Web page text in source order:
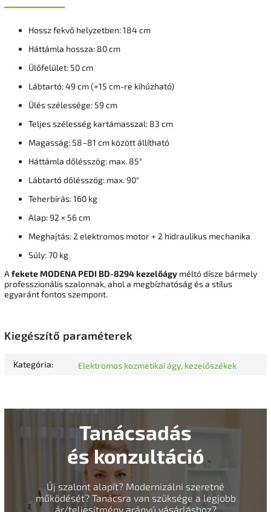
Hossz fekvő helyzetben: 184 cm
Háttámla hossza: 80 cm
Ülőfelület: 50 cm
Lábtartó: 49 cm (+15 cm-re kihúzható)
Ülés szélessége: 59 cm
Teljes szélesség kartámasszal: 83 cm
Magasság: 58–81 cm között állítható
Háttámla dőlésszög: max. 85°
Lábtartó dőlésszög: max. 90°
Teherbírás: 160 kg
Alap: 92 × 56 cm
Meghajtás: 2 elektromos motor + 2 hidraulikus mechanika
Súly: 70 kg
A fekete MODENA PEDI BD-8294 kezelőágy méltó dísze bármely
professzionális szalonnak, ahol a megbízhatóság és a stílus
egyaránt fontos szempont.
Kiegészítő paraméterek
Kategória: Elektromos kozmetikai ágy, kezelőszékek
Tanácsadás
és konzultáció
Új szalont alapít? Modernizálni szeretné
működését? Tanácsra van szüksége a legjobb
ár/teljesítmény arányú vásárláshoz?